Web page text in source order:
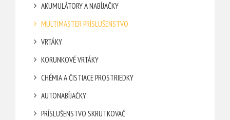
AKUMULÁTORY A NABÍJAČKY
MULTIMASTER PRÍSLUŠENSTVO
VRTÁKY
KORUNKOVÉ VRTÁKY
CHÉMIA A ČISTIACE PROSTRIEDKY
AUTONABÍJAČKY
PRÍSLUŠENSTVO SKRUTKOVAČ